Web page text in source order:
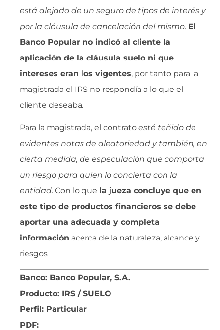
está alejado de un seguro de tipos de interés y
por la cláusula de cancelación del mismo. El
Banco Popular no indicó al cliente la
aplicación de la cláusula suelo ni que
intereses eran los vigentes, por tanto para la
magistrada el IRS no respondía a lo que el
cliente deseaba.
Para la magistrada, el contrato  esté teñido de
evidentes notas de aleatoriedad y también, en
cierta medida, de especulación que comporta
un riesgo para quien lo concierta con la
entidad. Con lo que la jueza concluye que en
este tipo de productos financieros se debe
aportar una adecuada y completa
información acerca de la naturaleza, alcance y
riesgos
Banco: Banco Popular, S.A.
Producto: IRS / SUELO
Perfil: Particular
PDF: